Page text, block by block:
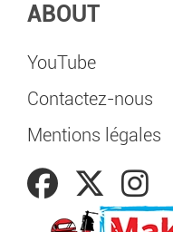
ABOUT
YouTube
Contactez-nous
Mentions légales